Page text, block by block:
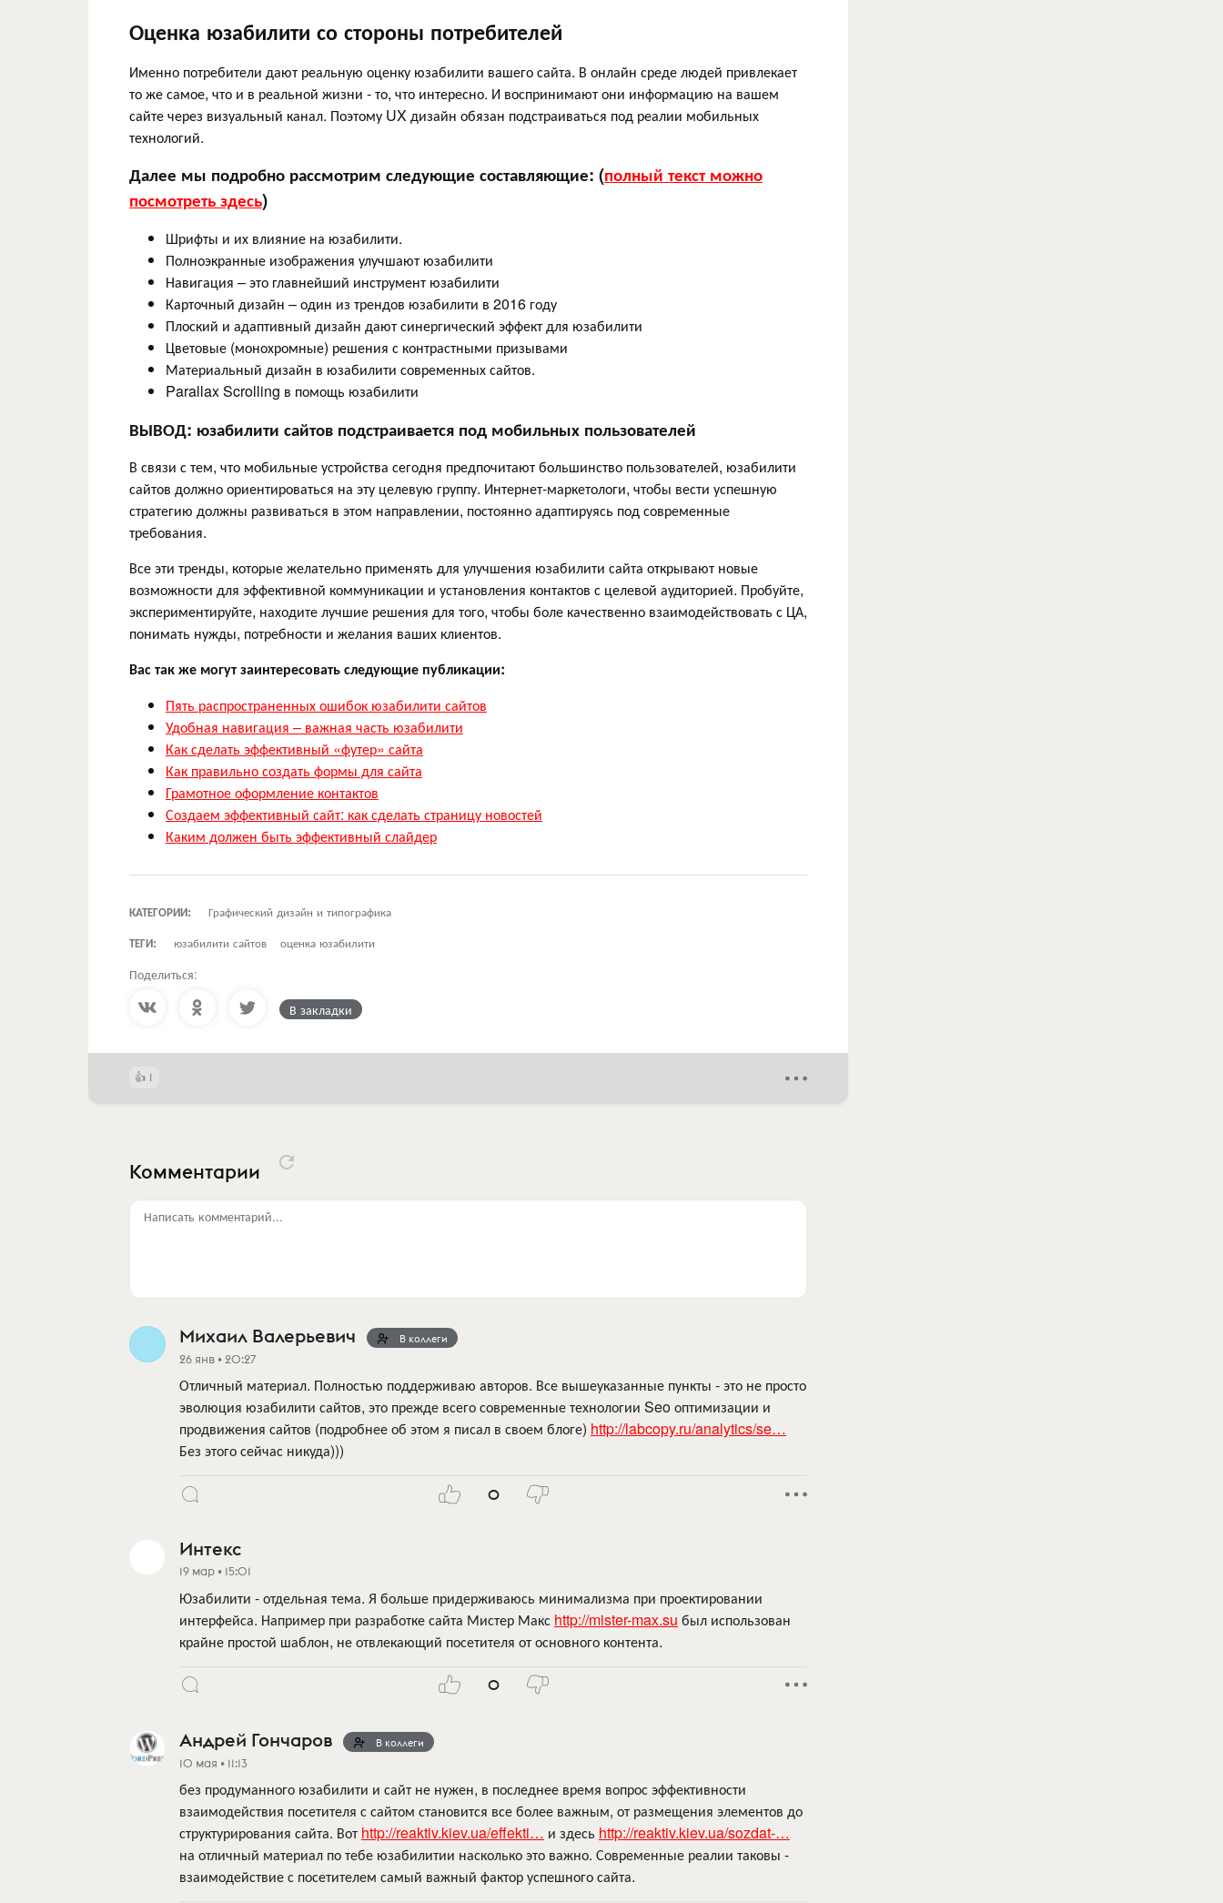
Оценка юзабилити со стороны потребителей
Именно потребители дают реальную оценку юзабилити вашего сайта. В онлайн среде людей привлекает
то же самое, что и в реальной жизни - то, что интересно. И воспринимают они информацию на вашем
сайте через визуальный канал. Поэтому UX дизайн обязан подстраиваться под реалии мобильных
технологий.
Далее мы подробно рассмотрим следующие составляющие: (полный текст можно
посмотреть здесь)
Шрифты и их влияние на юзабилити.
Полноэкранные изображения улучшают юзабилити
Навигация – это главнейший инструмент юзабилити
Карточный дизайн – один из трендов юзабилити в 2016 году
Плоский и адаптивный дизайн дают синергический эффект для юзабилити
Цветовые (монохромные) решения с контрастными призывами
Материальный дизайн в юзабилити современных сайтов.
Parallax Scrolling в помощь юзабилити
ВЫВОД: юзабилити сайтов подстраивается под мобильных пользователей
В связи с тем, что мобильные устройства сегодня предпочитают большинство пользователей, юзабилити
сайтов должно ориентироваться на эту целевую группу. Интернет-маркетологи, чтобы вести успешную
стратегию должны развиваться в этом направлении, постоянно адаптируясь под современные
требования.
Все эти тренды, которые желательно применять для улучшения юзабилити сайта открывают новые
возможности для эффективной коммуникации и установления контактов с целевой аудиторией. Пробуйте,
экспериментируйте, находите лучшие решения для того, чтобы боле качественно взаимодействовать с ЦА,
понимать нужды, потребности и желания ваших клиентов.
Вас так же могут заинтересовать следующие публикации:
Пять распространенных ошибок юзабилити сайтов
Удобная навигация – важная часть юзабилити
Как сделать эффективный «футер» сайта
Как правильно создать формы для сайта
Грамотное оформление контактов
Создаем эффективный сайт: как сделать страницу новостей
Каким должен быть эффективный слайдер
КАТЕГОРИИ:
Графический дизайн и типографика
ТЕГИ:
юзабилити сайтов оценка юзабилити
Поделиться:
В закладки
1
Комментарии
Написать комментарий...
Михаил Валерьевич В коллеги
26 янв • 20:27
Отличный материал. Полностью поддерживаю авторов. Все вышеуказанные пункты - это не просто
эволюция юзабилити сайтов, это прежде всего современные технологии Seo оптимизации и
продвижения сайтов (подробнее об этом я писал в своем блоге) http://labcopy.ru/analytics/se…
Без этого сейчас никуда)))
0
Интекс
19 мар • 15:01
Юзабилити - отдельная тема. Я больше придерживаюсь минимализма при проектировании
интерфейса. Например при разработке сайта Мистер Макс http://mister-max.su был использован
крайне простой шаблон, не отвлекающий посетителя от основного контента.
0
Андрей Гончаров В коллеги
10 мая • 11:13
без продуманного юзабилити и сайт не нужен, в последнее время вопрос эффективности
взаимодействия посетителя с сайтом становится все более важным, от размещения элементов до
структурирования сайта. Вот http://reaktiv.kiev.ua/effekti… и здесь http://reaktiv.kiev.ua/sozdat-…
на отличный материал по тебе юзабилитии насколько это важно. Современные реалии таковы -
взаимодействие с посетителем самый важный фактор успешного сайта.